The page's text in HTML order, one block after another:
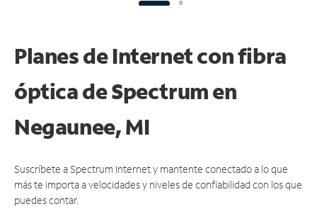
Planes de Internet con fibra
óptica de Spectrum en
Negaunee, MI
Suscríbete a Spectrum Internet y mantente conectado a lo que
más te importa a velocidades y niveles de confiabilidad con los que
puedes contar.